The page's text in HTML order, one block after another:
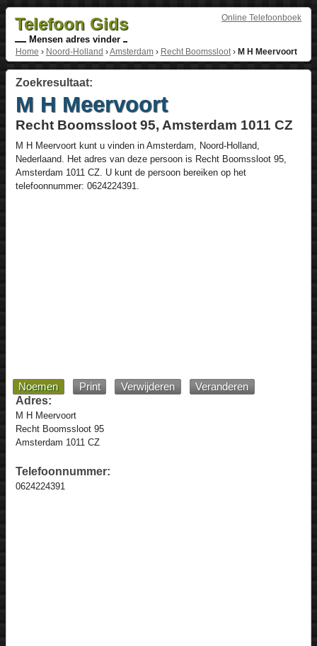
Online Telefoonboek
Telefoon Gids
Mensen adres vinder
Home › Noord-Holland ›Amsterdam› Recht Boomssloot› M H Meervoort
Zoekresultaat:
M H Meervoort
Recht Boomssloot 95, Amsterdam 1011 CZ
M H Meervoortkunt u vinden in Amsterdam Noord-Holland,
Nederlaand. Het adres van deze persoon is Recht Boomssloot 95,
Amsterdam 1011 CZ. U kunt de persoon bereiken op het
telefoonnummer: 0624224391
Noemen Print Verwijderen
Veranderen
Adres:
M H Meervoort
Recht Boomssloot 95
Amsterdam 1011 CZ
Telefoonnummer:
0624224391